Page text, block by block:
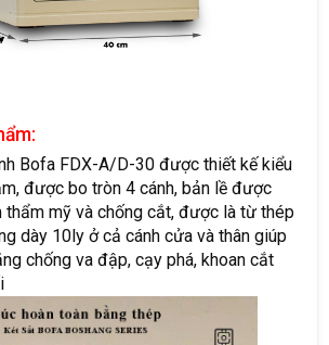
Bofa FDX-A/D-30 được thiết kế kiểu
được bo tròn 4 cánh, bản lề được
thẩm mỹ và chống cắt, được là từ thép
dày 10ly ở cả cánh cửa và thân giúp
chống va đập, cạy phá, khoan cắt